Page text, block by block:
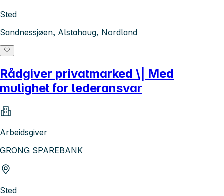
Sted
Sandnessjøen, Alstahaug, Nordland
Rådgiver privatmarked \| Med
mulighet for lederansvar
Arbeidsgiver
GRONG SPAREBANK
Sted